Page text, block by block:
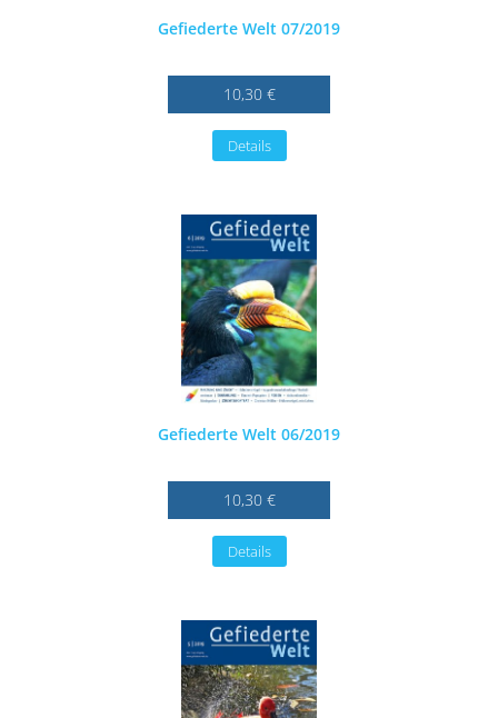
Gefiederte Welt 07/2019
10,30 €
Details
Gefiederte Welt 06/2019
10,30 €
Details